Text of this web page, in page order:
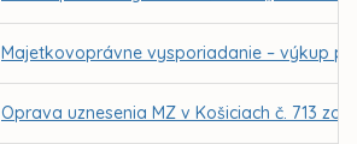
Majetkovoprávne vysporiadanie – výkup
Oprava uznesenia MZ v Košiciach č. 713